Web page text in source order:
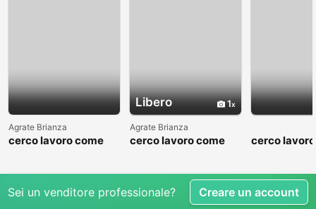
Agrate Brianza
cerco lavoro come
Libero 1
Agrate Brianza
cerco lavoro come
cerco
Sei un venditore professionale? Creare un account